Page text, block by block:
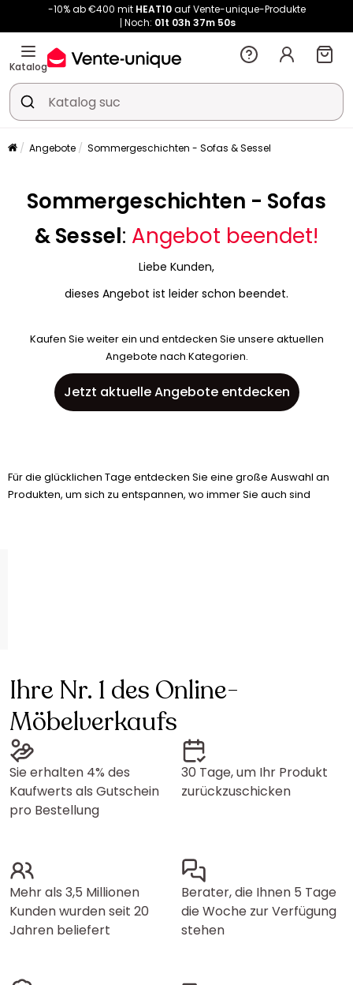
-10% ab €400 mit HEAT10 auf Vente-unique-Produkte
Noch:01t 03h 37m 50s
Kauf-unique wird zu Vente-unique - Gleicher Shop, neuer Name!
-10% ab €400 mitHEAT10auf Vente-unique-Produkte
Noch:01t 03h
Katalog
Angebote Sommergeschichten - Sofas & Sessel
Sommergeschichten - Sofas
& Sessel: Angebot beendet!
Liebe Kunden,
dieses Angebot ist leider schon beendet.
Kaufen Sie weiter ein und entdecken Sie unsere aktuellen
Angebote nach Kategorien.
Jetzt aktuelle Angebote entdecken
Für die glücklichen Tage entdecken Sie eine große Auswahl an
Produkten, um sich zu entspannen, wo immer Sie auch sind
Ihre Nr. 1 des Online-
Möbelverkaufs
Sie erhalten 4% des
Kaufwerts als Gutschein
pro Bestellung
30 Tage, um Ihr Produkt
zurückzuschicken
Mehr als 3,5 Millionen
Kunden wurden seit 20
Jahren beliefert
Berater, die Ihnen 5 Tage
die Woche zur Verfügung
stehen